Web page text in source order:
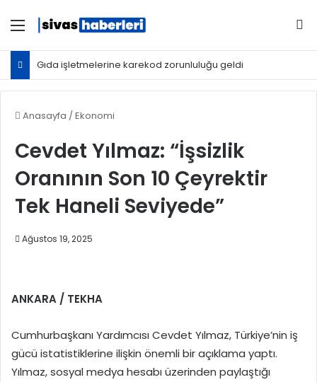
Menü
Gıda işletmelerine karekod zorunluluğu geldi
Anasayfa / Ekonomi
Cevdet Yılmaz: “İşsizlik
Oranının Son 10 Çeyrektir
Tek Haneli Seviyede”
Ağustos 19, 2025
ANKARA / TEKHA
Cumhurbaşkanı Yardımcısı Cevdet Yılmaz, Türkiye’nin iş
gücü istatistiklerine ilişkin önemli bir açıklama yaptı.
Yılmaz, sosyal medya hesabı üzerinden paylaştığı